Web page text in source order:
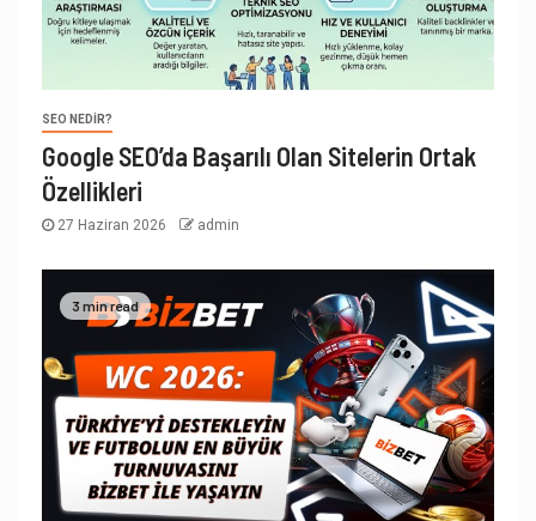
SEO NEDIR?
Google SEO’da Başarılı Olan Sitelerin Ortak
Özellikleri
27 Haziran 2026 admin
3 min read